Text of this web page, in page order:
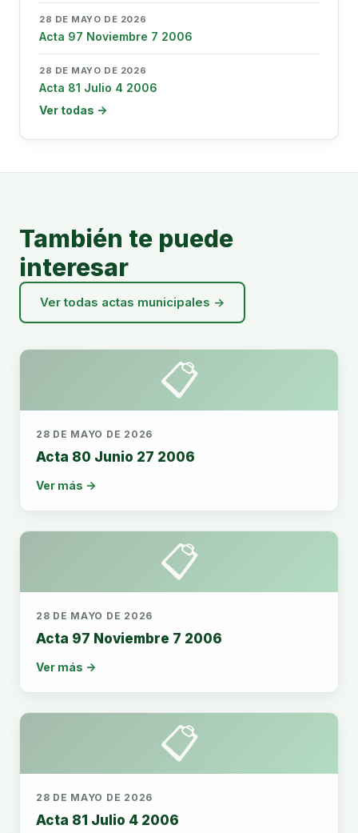
28 DE MAYO DE 2026
Acta 97 Noviembre 7 2006
28 DE MAYO DE 2026
Acta 81 Julio 4 2006
Ver todas →
También te puede
interesar
Ver todas actas municipales →
📋
28 DE MAYO DE 2026
Acta 80 Junio 27 2006
Ver más →
📋
28 DE MAYO DE 2026
Acta 97 Noviembre 7 2006
Ver más →
📋
28 DE MAYO DE 2026
Acta 81 Julio 4 2006